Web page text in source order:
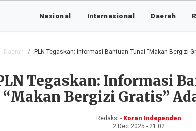
Nasional Internasional Daerah
Daerah PLN Tegaskan: Informasi Bantuan Tunai “Makan Bergizi
Tegaskan: Informasi
“Makan Bergizi Gratis”
Redaksi - Koran Independen
2 Dec 2025 - 21:02